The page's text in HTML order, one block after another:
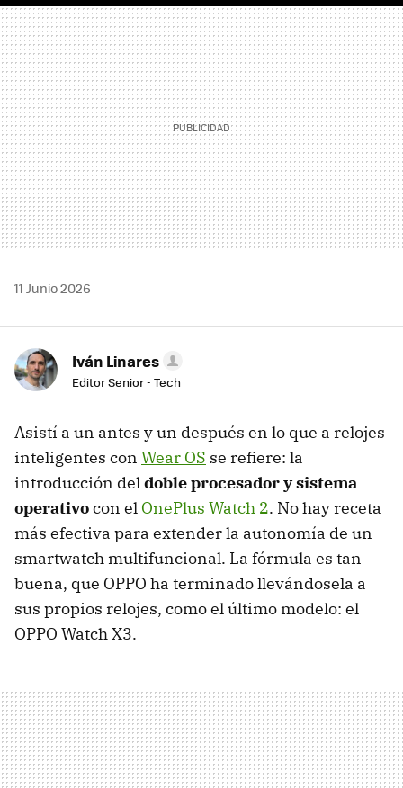
MAIL
11 Junio 2026
Iván Linares
Editor Senior - Tech
Asistí a un antes y un después en lo que a relojes
inteligentes con Wear OS se refiere: la
introducción deldoble procesador y sistema
operativocon el OnePlus Watch 2. No hay receta
más efectiva para extender la autonomía de un
smartwatch multifuncional. La fórmula es tan
buena, que OPPO ha terminado llevándosela a
sus propios relojes, como el último modelo: el
OPPO Watch X3.